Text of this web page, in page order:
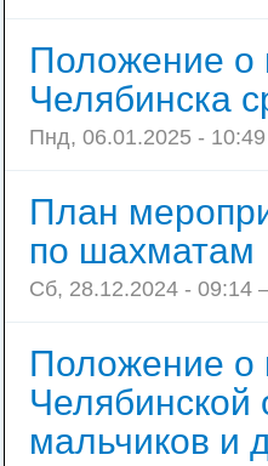
Положение о
Челябинска
Пнд, 06.01.2025 -
План
по шахматам
Сб, 28.12.2024 -
Положение о
Челябинской
мальчиков и